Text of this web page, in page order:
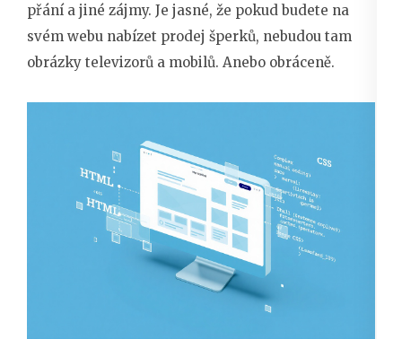
přání a jiné zájmy. Je jasné, že pokud budete na
svém webu nabízet prodej šperků, nebudou tam
obrázky televizorů a mobilů. Anebo obráceně.